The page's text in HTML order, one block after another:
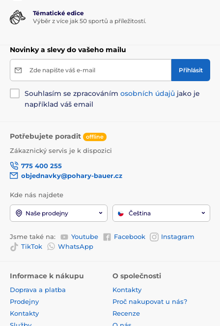
Tématické edice
Výběr z více jak 50 sportů a příležitostí.
Novinky a slevy do vašeho mailu
Zde napište váš e-mail Přihlásit
Souhlasím se zpracováním osobních údajů jako je
například váš email
Potřebujete poradit offline
Zákaznický servis je k dispozici
775 400 255
objednavky@pohary-bauer.cz
Kde nás najdete
Naše prodejny Čeština
Jsme také na: Youtube Facebook
Instagram
TikTok
WhatsApp
Informace k nákupu
Doprava a platba
Prodejny
Kontakty
O společnosti
Kontakty
Proč nakupovat u nás?
Recenze